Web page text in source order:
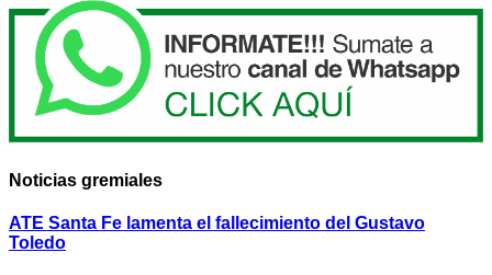
Noticias gremiales
ATE Santa Fe lamenta el fallecimiento del Gustavo
Toledo